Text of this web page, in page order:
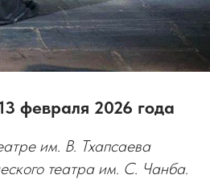
февраля 2026 года
им. В. Тхапсаева
театра им. С. Чанба.